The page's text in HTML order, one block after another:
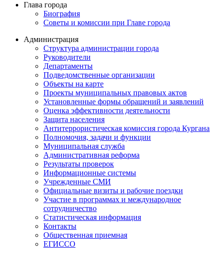
Глава города
Биография
Советы и комиссии при Главе города
Администрация
Структура администрации города
Руководители
Департаменты
Подведомственные организации
Объекты на карте
Проекты муниципальных правовых актов
Установленные формы обращений и заявлений
Оценка эффективности деятельности
Защита населения
Антитеррористическая комиссия города Кургана
Полномочия, задачи и функции
Муниципальная служба
Административная реформа
Результаты проверок
Информационные системы
Учрежденные СМИ
Официальные визиты и рабочие поездки
Участие в программах и международное
сотрудничество
Статистическая информация
Контакты
Общественная приемная
ЕГИССО